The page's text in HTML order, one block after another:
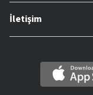
İletişim